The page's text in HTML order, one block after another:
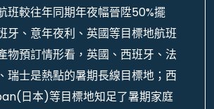
班較往年同期年夜幅晉陞50%擺
牙、意年夜利、英國等目標地航班
物預訂情形看，英國、西班牙、法
瑞士是熱點的暑期長線目標地；西
日本)等目標地知足了暑期家庭